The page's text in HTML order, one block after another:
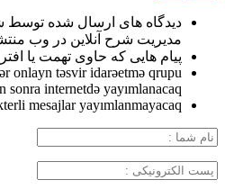
دیدگاه های ارسال شده توسط
مدیریت شرح آنلاین در وب
پیام هایی که حاوی تهمت یا
onlayn təsvir idarəetmə qrupu
internetdə yayımlanacaq.
mesajlar yayımlanmayacaq.